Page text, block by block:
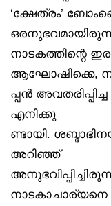
‘ക്ഷേത്രം’
നാടകത്തിന്റെ
ആഘോഷിക്കെ,
പ്പൻ
എനിക്കു
ണ്ടായി.
അറിഞ്ഞ്
നാടകാചാര്യനെ